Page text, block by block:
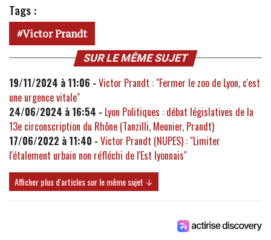
Tags :
Victor Prandt
SUR LE MÊME SUJET
19/11/2024 à 11:06 - Victor Prandt : "Fermer le zoo de Lyon, c'est
une urgence vitale"
24/06/2024 à 16:54 - Lyon Politiques : débat législatives de la
13e circonscription du Rhône (Tanzilli, Meunier, Prandt)
17/06/2022 à 11:40 - Victor Prandt (NUPES) : "Limiter
l'étalement urbain non réfléchi de l'Est lyonnais"
Afficher plus d'articles sur le même sujet ↓